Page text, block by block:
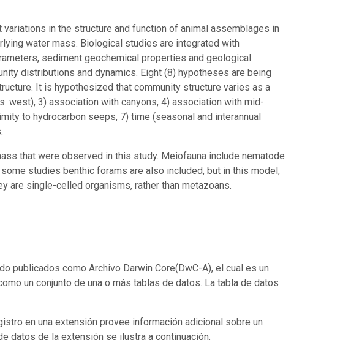
in the structure and function of animal assemblages in
water mass. Biological studies are integrated with
sediment geochemical properties and geological
distributions and dynamics. Eight (8) hypotheses are being
It is hypothesized that community structure varies as a
west), 3) association with canyons, 4) association with mid-
to hydrocarbon seeps, 7) time (seasonal and interannual
that were observed in this study. Meiofauna include nematode
studies benthic forams are also included, but in this model,
are single-celled organisms, rather than metazoans.
publicados como Archivo Darwin Core(DwC-A), el cual es un
un conjunto de una o más tablas de datos. La tabla de datos
en una extensión provee información adicional sobre un
datos de la extensión se ilustra a continuación.